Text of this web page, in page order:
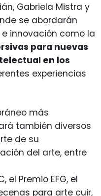
Gabriela Mistra y
se abordarán
innovación como la
para nuevas
en los
experiencias
más
también diversos
de su
del arte, entre
el Premio EFG, el
para arte cuir,